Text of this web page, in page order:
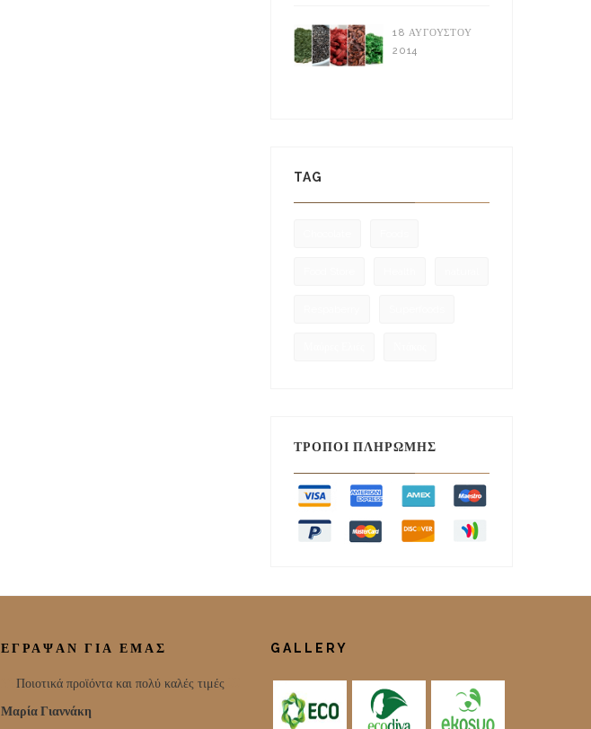
18 ΑΥΓΟΎΣΤΟΥ
2014
TAG
ΤΡΌΠΟΙ ΠΛΗΡΩΜΉΣ
ΕΓΡΑΨΑΝ ΓΙΑ ΕΜΑΣ
Ποιοτικά προϊόντα και πολύ καλές τιμές
Μαρία Γιαννάκη
GALLERY